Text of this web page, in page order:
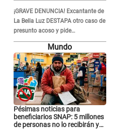
¡GRAVE DENUNCIA! Excantante de
La Bella Luz DESTAPA otro caso de
presunto acoso y pide
PROTECCIÓN por temor a
represalias: "Yo siempre..."
Mundo
Pésimas noticias para
beneficiarios SNAP: 5 millones
de personas no lo recibirán y